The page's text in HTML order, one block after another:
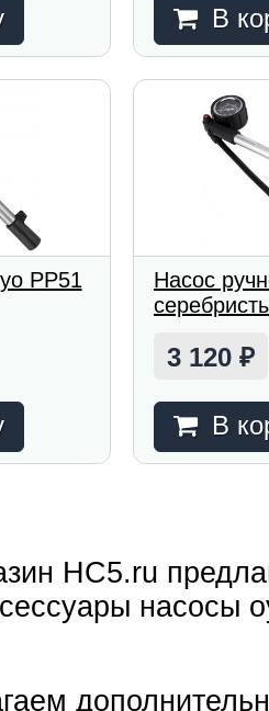
В
PP51
Насос
3 120₽
В
HC5.ru
насосы